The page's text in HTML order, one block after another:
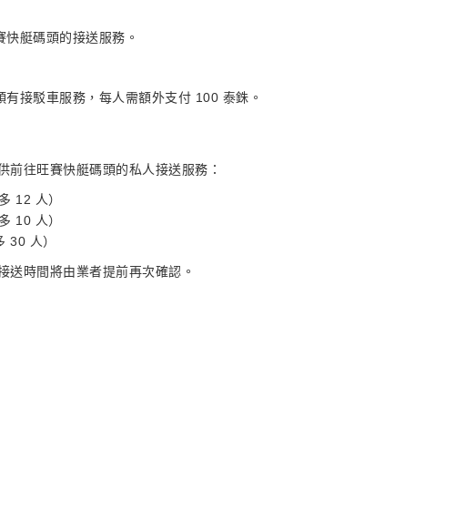
艇碼頭的接送服務。
接駁車服務，每人需額外支付 100 泰銖。
往旺賽快艇碼頭的私人接送服務：
12 人）
10 人）
30 人）
送時間將由業者提前再次確認。